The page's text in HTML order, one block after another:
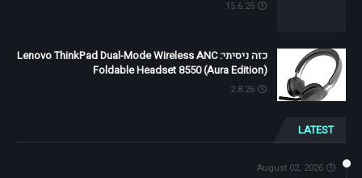
15.6.25
כזה ניסיתי: Lenovo ThinkPad Dual-Mode Wireless ANC
Foldable Headset 8550 (Aura Edition)
2.8.26
LATEST
August 02, 2026